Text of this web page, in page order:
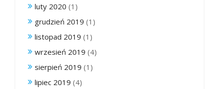
luty 2020 (1)
grudzień 2019 (1)
listopad 2019 (1)
wrzesień 2019 (4)
sierpień 2019 (1)
lipiec 2019 (4)